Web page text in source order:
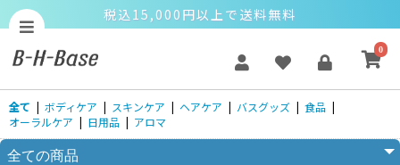
税込15,000円以上で送料無料
0
全て | ボディケア | スキンケア | ヘアケア | バスグッズ | 食品 |
オーラルケア | 日用品 | アロマ